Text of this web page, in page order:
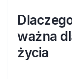
ważna
życia